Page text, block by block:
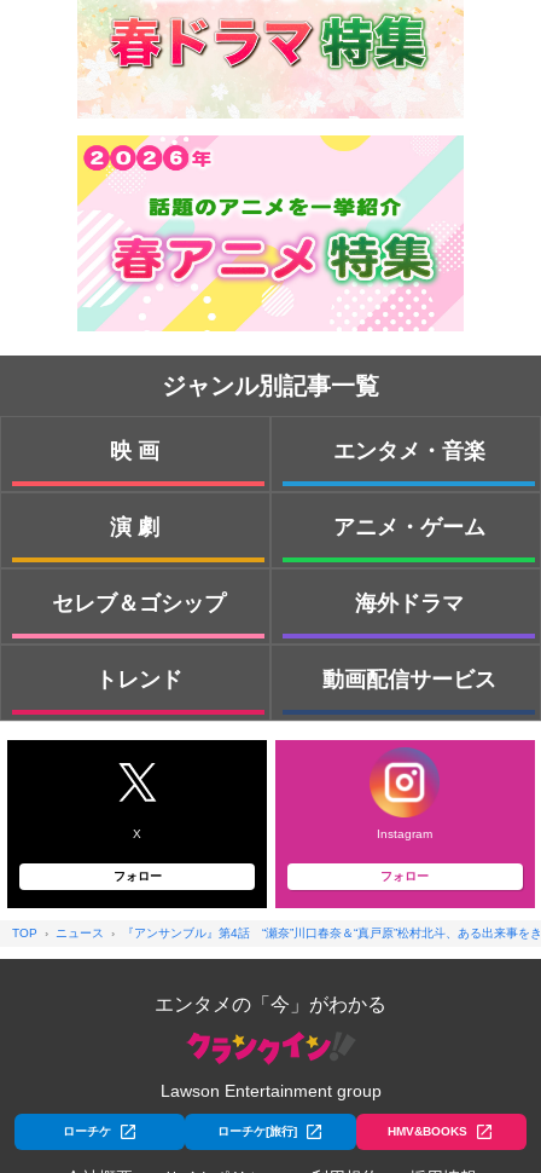
ジャンル別記事一覧
映画
演劇
セレブ＆ゴシップ
トレンド
エンタメ・音楽
アニメ・ゲーム
海外ドラマ
動画配信サービス
X
フォロー
Instagram
フォロー
TOP ニュース 『アンサンブル』第4話 “瀬奈”川口春奈＆“真戸原”松村北斗、ある出来事を
エンタメの「今」がわかる
Lawson Entertainment group
ローチケ ローチケ[旅行] HMV&BOOKS